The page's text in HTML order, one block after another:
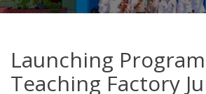
Launching Program
Teaching Factory